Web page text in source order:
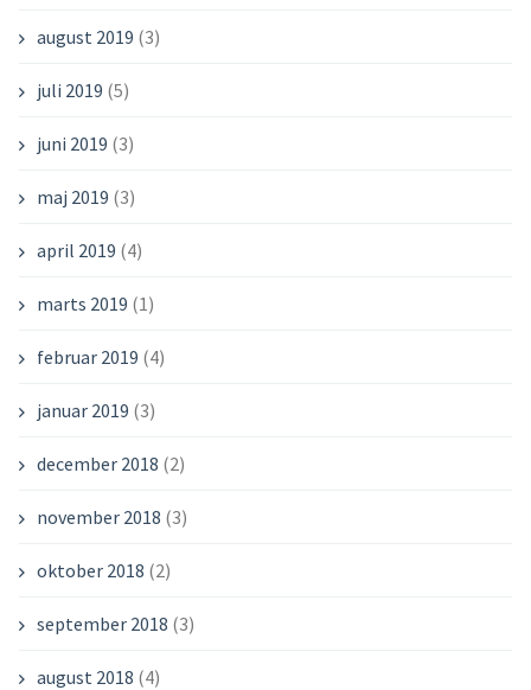
august 2019 (3)
juli 2019 (5)
juni 2019 (3)
maj 2019 (3)
april 2019 (4)
marts 2019 (1)
februar 2019 (4)
januar 2019 (3)
december 2018 (2)
november 2018 (3)
oktober 2018 (2)
september 2018 (3)
august 2018 (4)